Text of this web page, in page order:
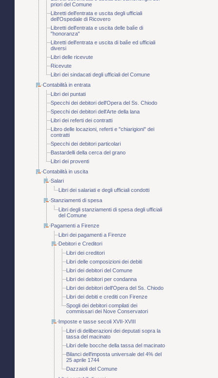
priori del Comune
Libretti dell'entrata e uscita degli ufficiali
dell'Ospedale di Ricovero
Libretti dell'entrata e uscita delle balìe di
"honoranza"
Libretti dell'entrata e uscita di balìe ed ufficiali
diversi
Libri delle ricevute
Ricevute
Libri dei sindacati degli ufficiali del Comune
Contabilità in entrata
Libri dei puntati
Specchi dei debitori dell'Opera del Ss. Chiodo
Specchi dei debitori dell'Arte della lana
Libri dei referti dei contratti
Libro delle locazioni, referti e "chiarigioni" dei
contratti
Specchi dei debitori particolari
Bastardelli della cerca del grano
Libri dei proventi
Contabilità in uscita
Salari
Libri dei salariati e degli ufficiali condotti
Stanziamenti di spesa
Libri degli stanziamenti di spesa degli ufficiali
del Comune
Pagamenti a Firenze
Libri dei pagamenti a Firenze
Debitori e Creditori
Libri dei creditori
Libri delle composizioni dei debiti
Libri dei debitori del Comune
Libri dei debitori per condanna
Libri dei debitori dell'Opera del Ss. Chiodo
Libri dei debiti e crediti con Firenze
Spogli dei debitori compilati dei
commissari dei Nove Conservatori
Imposte e tasse secoli XVII-XVIII
Libri di deliberazioni dei deputati sopra la
tassa del macinato
Libri delle bocche della tassa del macinato
Bilanci dell'imposta universale del 4% del
25 aprile 1744
Dazzaioli del Comune